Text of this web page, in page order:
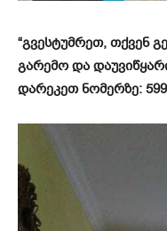
“გვესტუმრეთ, თქვენ
გარემო და
დარეკეთ ნომერზე: